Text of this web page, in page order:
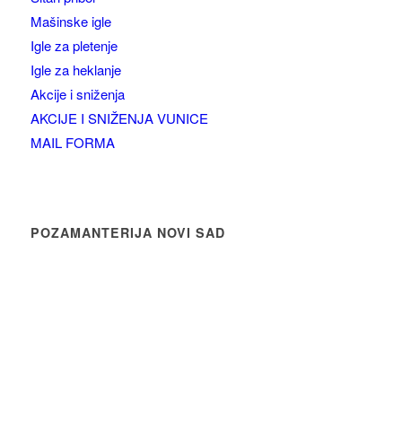
Mašinske igle
Igle za pletenje
Igle za heklanje
Akcije i sniženja
AKCIJE I SNIŽENJA VUNICE
MAIL FORMA
POZAMANTERIJA NOVI SAD